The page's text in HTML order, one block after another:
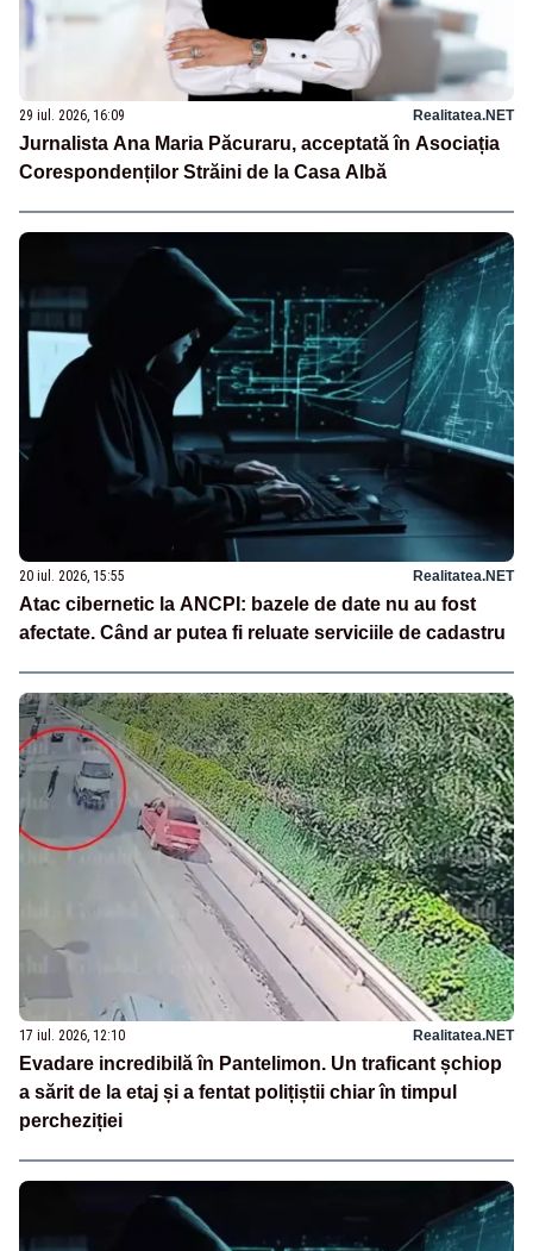
29 iul. 2026, 16:09 Realitatea.NET
Jurnalista Ana Maria Păcuraru, acceptată în Asociația
Corespondenților Străini de la Casa Albă
20 iul. 2026, 15:55 Realitatea.NET
Atac cibernetic la ANCPI: bazele de date nu au fost
afectate. Când ar putea fi reluate serviciile de cadastru
17 iul. 2026, 12:10 Realitatea.NET
Evadare incredibilă în Pantelimon. Un traficant șchiop
a sărit de la etaj și a fentat polițiștii chiar în timpul
percheziției